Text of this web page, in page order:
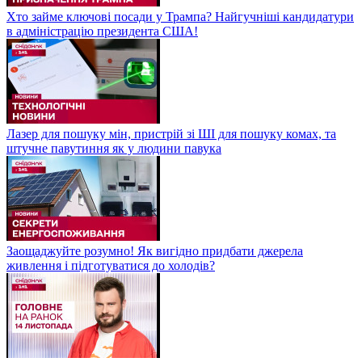
Хто займе ключові посади у Трампа? Найгучніші кандидатури
в адміністрацію президента США!
Лазер для пошуку мін, пристрій зі ШІ для пошуку комах, та
штучне павутиння як у людини павука
Заощаджуйте розумно! Як вигідно придбати джерела
живлення і підготуватися до холодів?